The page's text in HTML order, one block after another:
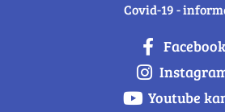
Covid-19 -
Facebook
Youtube